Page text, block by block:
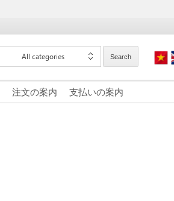
All categories Search
注文の案内 支払いの案内